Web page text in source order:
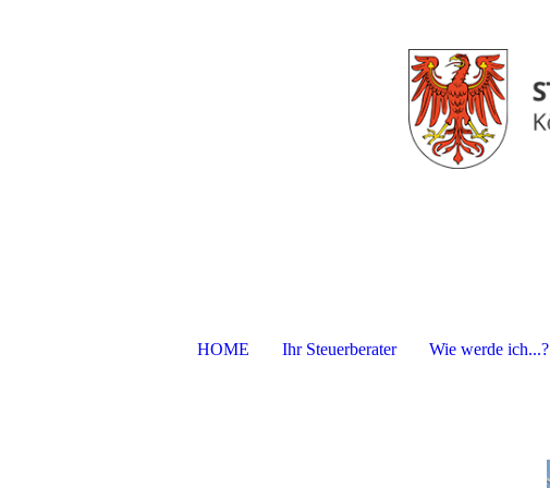
HOME Ihr Steuerberater Wie werde ich...?